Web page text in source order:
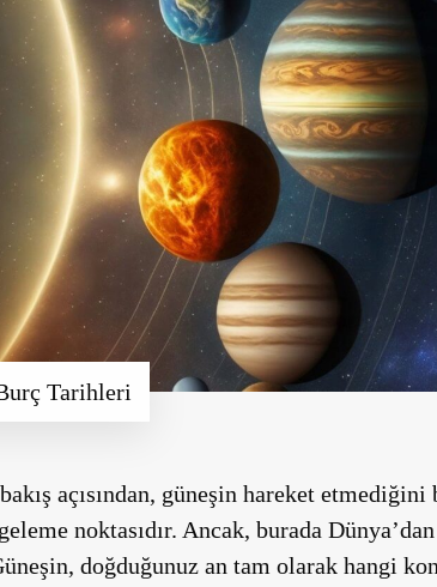
Tarihleri
açısından, güneşin hareket
noktasıdır. Ancak, burada
doğduğunuz an tam olarak hangi